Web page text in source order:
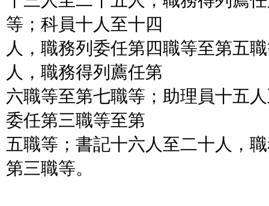
等；科員十人至十四
人，職務列委任第四職等至第五
人，職務得列薦任第
六職等至第七職等；助理員十五
委任第三職等至第
五職等；書記十六人至二十人，
第三職等。